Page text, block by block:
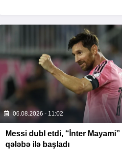
06.08.2026 - 11:02
Messi dubl etdi, “İnter Mayami”
qələbə ilə başladı